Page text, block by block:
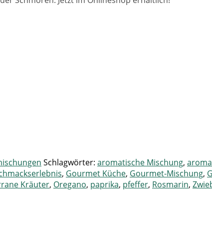
Schlagwörter: aromatische Mischung,
, Gourmet Küche, Gourmet-Mischung,
Kräuter, Oregano, paprika, pfeffer, Rosmarin,